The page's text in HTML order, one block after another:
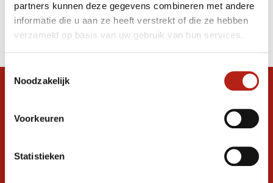
partners kunnen deze gegevens combineren met andere
informatie die u aan ze heeft verstrekt of die ze hebben
verzameld op basis van uw gebruik van hun services.
Toestemmingsselectie
Noodzakelijk
Voorkeuren
Statistieken
Producten
Filter
Stel je vraag in de chat, en we helpen je
graag verder. 24/7
Volg ons